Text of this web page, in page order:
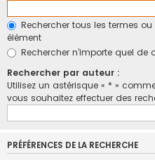
Rechercher tous les termes
élément
Rechercher n’importe quel de
Rechercher par auteur :
Utilisez un astérisque « * »
vous souhaitez effectuer des
PRÉFÉRENCES DE LA RECHERCHE